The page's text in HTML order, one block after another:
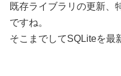
既存ライブラリの更新、
ですね。
そこまでしてSQLiteを最